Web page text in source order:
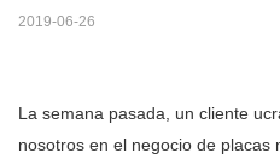
2019-06-26
La semana pasada, un cliente
nosotros en el negocio de placas